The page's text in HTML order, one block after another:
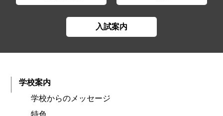
入試案内
学校案内
学校からのメッセージ